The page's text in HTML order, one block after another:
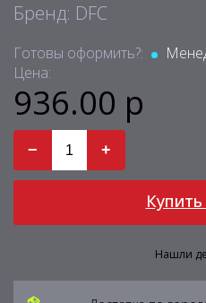
Бренд: DFC
Готовы оформить?:
Цена:
936.00 р
− +
Нашли